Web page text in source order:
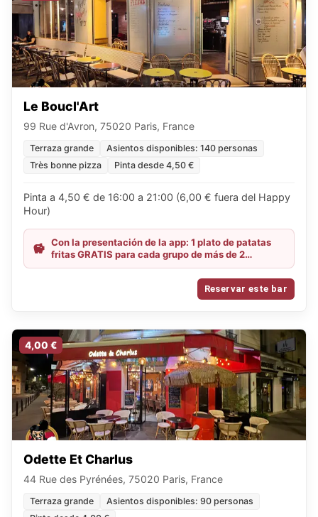
Le Boucl'Art
99 Rue d'Avron, 75020 Paris, France
Terraza grande
Asientos disponibles: 140 personas
Très bonne pizza
Pinta desde 4,50 €
Pinta a 4,50 € de 16:00 a 21:00 (6,00 € fuera del Happy
Hour)
Con la presentación de la app: 1 plato de patatas
fritas GRATIS para cada grupo de más de 2
personas
Reservar este bar
4,00 €
Odette Et Charlus
44 Rue des Pyrénées, 75020 Paris, France
Terraza grande
Asientos disponibles: 90 personas